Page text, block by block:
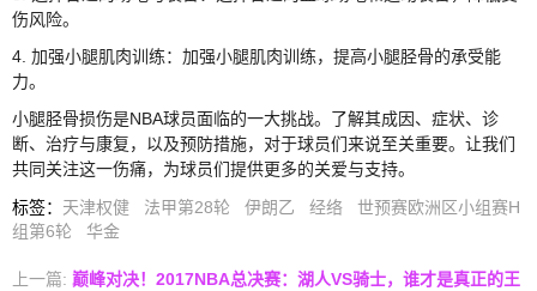
伤风险。
4. 加强小腿肌肉训练：加强小腿肌肉训练，提高小腿胫骨的承受能
力。
小腿胫骨损伤是NBA球员面临的一大挑战。了解其成因、症状、诊
断、治疗与康复，以及预防措施，对于球员们来说至关重要。让我们
共同关注这一伤痛，为球员们提供更多的关爱与支持。
标签： 天津权健 法甲第28轮 伊朗乙 经络
世预赛欧洲区小组赛H
组第6轮
华金
上一篇: 巅峰对决！2017NBA总决赛：湖人VS骑士，谁才是真正的王